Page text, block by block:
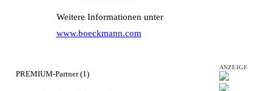
Weitere Informationen unter
www.boeckmann.com
ANZEIGE
PREMIUM-Partner (1)